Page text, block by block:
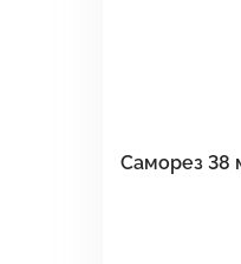
Саморез 38